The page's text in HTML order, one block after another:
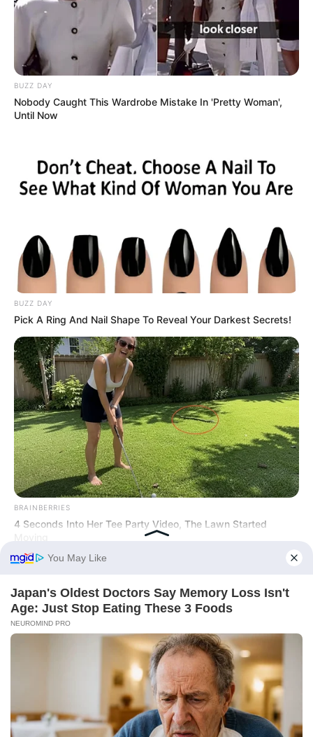
BUZZ DAY
Nobody Caught This Wardrobe Mistake In 'Pretty Woman',
Until Now
BUZZ DAY
Pick A Ring And Nail Shape To Reveal Your Darkest Secrets!
BRAINBERRIES
4 Seconds Into Her Tee Party Video, The Lawn Started
REPORTINGLY